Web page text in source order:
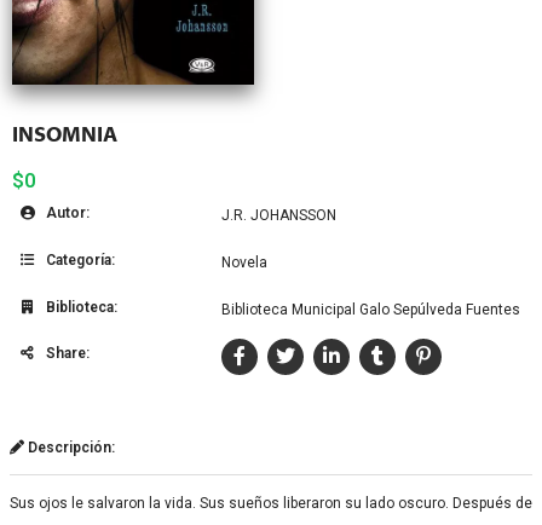
INSOMNIA
$0
Autor: J.R. JOHANSSON
Categoría: Novela
Biblioteca: Biblioteca Municipal Galo Sepúlveda Fuentes
Share:
Descripción:
Sus ojos le salvaron la vida. Sus sueños liberaron su lado oscuro. Después de